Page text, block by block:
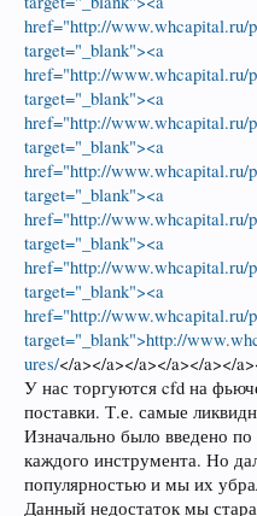
href="http://www.whcapital.ru/
target="_blank"><a
href="http://www.whcapital.ru/
target="_blank"><a
href="http://www.whcapital.ru/
target="_blank"><a
href="http://www.whcapital.ru/
target="_blank"><a
href="http://www.whcapital.ru/
target="_blank"><a
href="http://www.whcapital.ru/
target="_blank"><a
href="http://www.whcapital.ru/
target="_blank">http://
ures/</a></a></a></a></a></
У нас торгуются cfd на
поставки. Т.е. самые
Изначально было введено
каждого инструмента. Но
популярностью и мы их
Данный недостаток мы